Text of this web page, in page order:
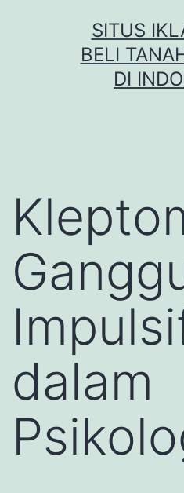
SITUS
BELI
DI
dalam